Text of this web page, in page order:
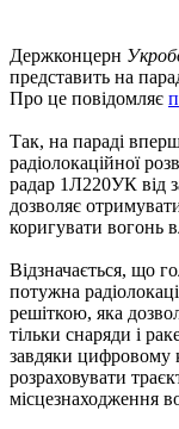
Держконцерн
представить на
Про це повідомляє
Так, на параді
радіолокаційної
радар 1Л220УК від
дозволяє
коригувати вогонь
Відзначається, що
потужна
решіткою, яка
тільки снаряди і
завдяки цифровому
розраховувати
місцезнаходження